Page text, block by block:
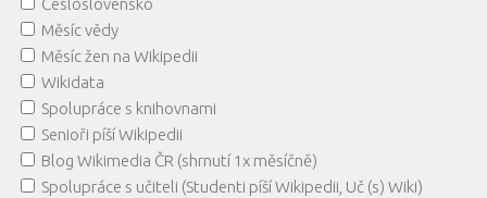
Česloslovensko
Měsíc vědy
Měsíc žen na Wikipedii
Wikidata
Spolupráce s knihovnami
Senioři píší Wikipedii
Blog Wikimedia ČR (shrnutí 1x měsíčně)
Spolupráce s učiteli (Studenti píší Wikipedii, Uč (s) Wiki)